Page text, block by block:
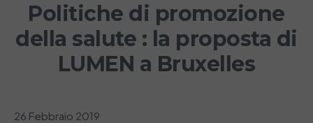
Politiche di ​promozione
della salute : la proposta di
LUMEN a Bruxelles
26 Febbraio 2019